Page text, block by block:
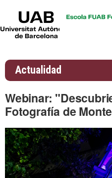
Actualidad
Webinar:
Fotografía de